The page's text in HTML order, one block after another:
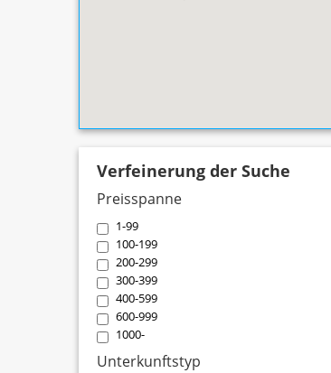
Verfeinerung der Suche
Preisspanne
1-99
100-199
200-299
300-399
400-599
600-999
1000-
Unterkunftstyp